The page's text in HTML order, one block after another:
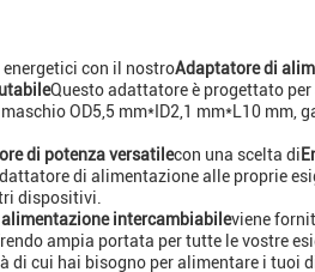
con il nostroAdaptatore di
Questo adattatore è progettato
OD5,5 mm*ID2,1 mm*L10 mm,
di potenza versatilecon una scelta di
di alimentazione alle proprie
dispositivi.
intercambiabileviene
ampia portata per tutte le vostre
cui hai bisogno per alimentare i tuoi